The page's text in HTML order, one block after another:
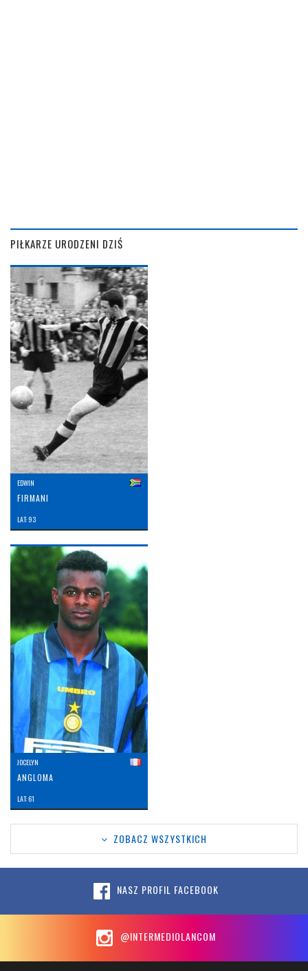
PIŁKARZE URODZENI DZIŚ
EDWIN
FIRMANI
LAT: 93
JOCELYN
ANGLOMA
LAT: 61
ZOBACZ WSZYSTKICH
NASZ PROFIL FACEBOOK
@INTERMEDIOLANCOM